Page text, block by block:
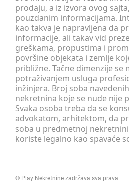
prodaju, a iz izvora ovog
pouzdanim informacijama.
kao takva je napravljena da
informacije, ali takav vid
greškama, propustima i
površine objekata i zemlje
približne. Tačne dimenzije se
potraživanjem usluga
inžinjera. Broj soba
nekretnina koje se nude nije
Svaka osoba treba da se
advokatom, arhitektom, da
soba u predmetnoj
koriste legalno kao spavaće
© Play Nekretnine zadržava sva prava